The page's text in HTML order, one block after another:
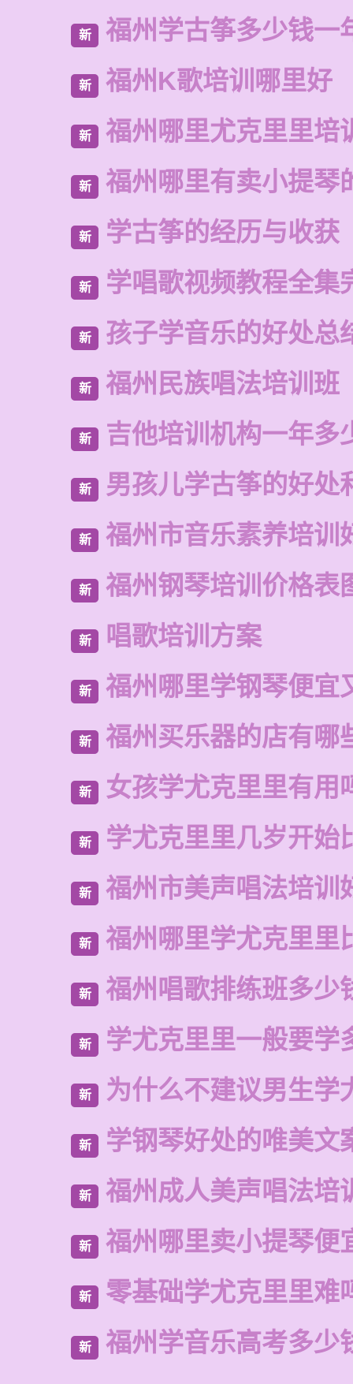
新 福州学古筝多少钱一
新 福州K歌培训哪里好
新 福州哪里尤克里里培
新 福州哪里有卖小提琴
新 学古筝的经历与收获
新 学唱歌视频教程全集
新 孩子学音乐的好处总
新 福州民族唱法培训班
新 吉他培训机构一年多
新 男孩儿学古筝的好处
新 福州市音乐素养培训
新 福州钢琴培训价格表
新 唱歌培训方案
新 福州哪里学钢琴便宜
新 福州买乐器的店有哪
新 女孩学尤克里里有用
新 学尤克里里几岁开始
新 福州市美声唱法培训
新 福州哪里学尤克里里
新 福州唱歌排练班多少
新 学尤克里里一般要学
新 为什么不建议男生学
新 学钢琴好处的唯美文
新 福州成人美声唱法培
新 福州哪里卖小提琴便
新 零基础学尤克里里难
新 福州学音乐高考多少